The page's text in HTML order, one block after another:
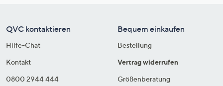
QVC kontaktieren
Hilfe-Chat
Kontakt
0800 2944 444
Bequem einkaufen
Bestellung
Vertrag widerrufen
Größenberatung